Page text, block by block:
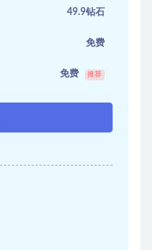
49.9钻石
免费
免费 推荐